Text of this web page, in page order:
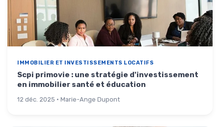
IMMOBILIER ET INVESTISSEMENTS LOCATIFS
Scpi primovie : une stratégie d'investissement
en immobilier santé et éducation
12 déc. 2025 · Marie-Ange Dupont